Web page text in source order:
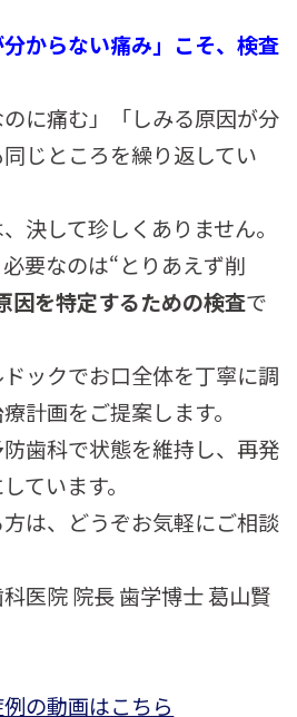
からない痛み」こそ、検査
のに痛む」「しみる原因が分
じところを繰り返してい
決して珍しくありません。
要なのは“とりあえず削
因を特定するための検査で
ックでお口全体を丁寧に調
計画をご提案します。
歯科で状態を維持し、再発
ています。
は、どうぞお気軽にご相談
医院 院長 歯学博士 葛山賢
の動画はこちら